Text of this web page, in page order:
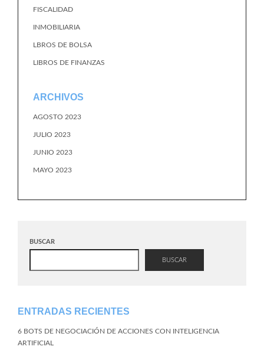
FISCALIDAD
INMOBILIARIA
LBROS DE BOLSA
LIBROS DE FINANZAS
ARCHIVOS
AGOSTO 2023
JULIO 2023
JUNIO 2023
MAYO 2023
BUSCAR
BUSCAR
ENTRADAS RECIENTES
6 BOTS DE NEGOCIACIÓN DE ACCIONES CON INTELIGENCIA
ARTIFICIAL